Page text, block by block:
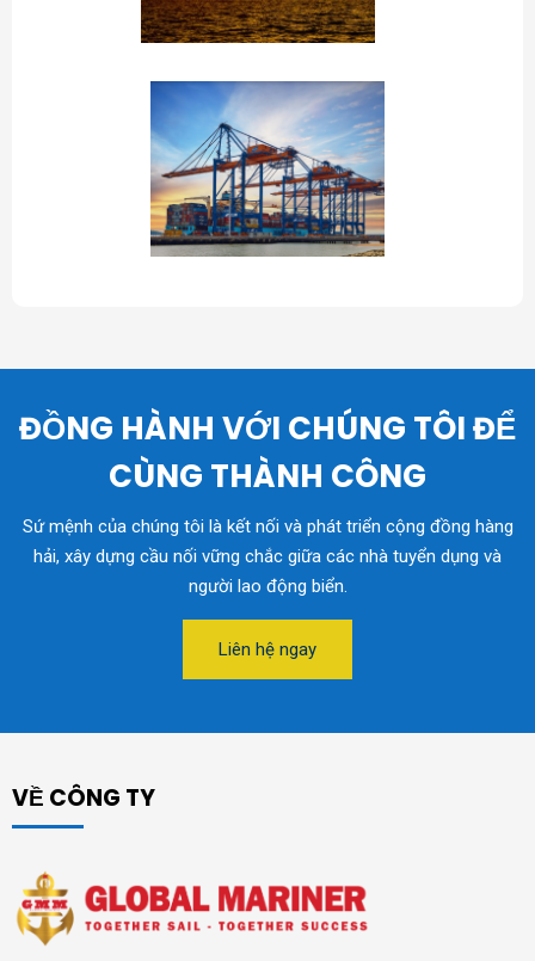
ĐỒNG HÀNH VỚI CHÚNG TÔI ĐỂ
CÙNG THÀNH CÔNG
Sứ mệnh của chúng tôi là kết nối và phát triển cộng đồng hàng
hải, xây dựng cầu nối vững chắc giữa các nhà tuyển dụng và
người lao động biển.
Liên hệ ngay
VỀ CÔNG TY